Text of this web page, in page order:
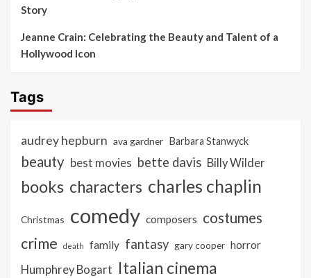
Story
Jeanne Crain: Celebrating the Beauty and Talent of a
Hollywood Icon
Tags
audrey hepburn ava gardner Barbara Stanwyck
beauty best movies bette davis Billy Wilder
books characters charles chaplin
Christmas comedy composers costumes
crime death family fantasy gary cooper horror
Humphrey Bogart Italian cinema